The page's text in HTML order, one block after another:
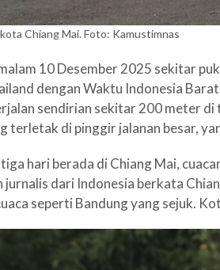
Chiang Mai. Foto: Kamustimnas
10 Desember 2025 sekitar
dengan Waktu Indonesia
sendirian sekitar 200 meter di
terletak di pinggir jalanan besar,
hari berada di Chiang Mai,
jurnalis dari Indonesia berkata
seperti Bandung yang sejuk.